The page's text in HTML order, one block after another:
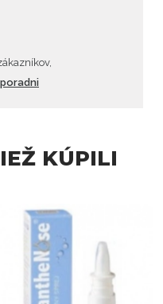
KÚPILI